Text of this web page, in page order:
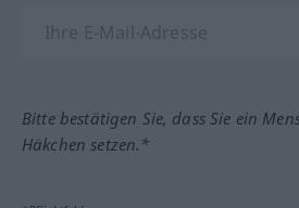
Bitte bestätigen Sie, dass Sie ein
Häkchen setzen.*